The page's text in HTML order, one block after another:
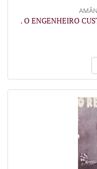
. O ENGENHEIRO